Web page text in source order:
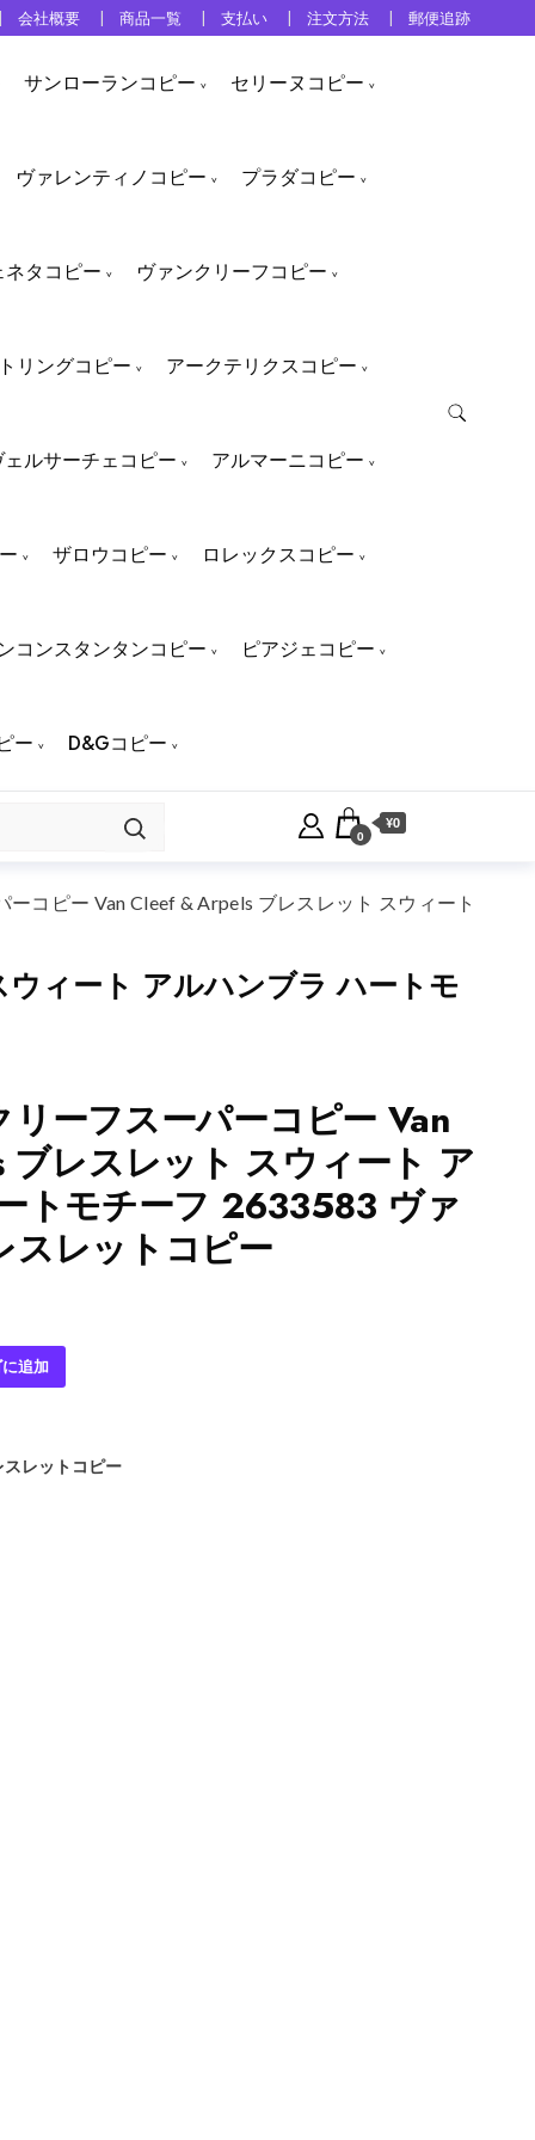
会社概要 商品一覧 支払い 注文方法 郵便追跡
サンローランコピー セリーヌコピー
ヴァレンティノコピー プラダコピー
タコピー ヴァンクリーフコピー
リングコピー アークテリクスコピー
ェルサーチェコピー アルマーニコピー
ザロウコピー ロレックスコピー
コンスタンタンコピー ピアジェコピー
ー D&Gコピー
0
¥0
コピー Van Cleef & Arpels ブレスレット スウィート
ィート アルハンブラ ハートモ
ーフスーパーコピー Van
レスレット スウィート ア
トモチーフ 2633583 ヴァ
スレットコピー
追加
レットコピー